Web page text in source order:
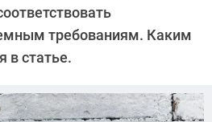
требованиям. Каким
в статье.